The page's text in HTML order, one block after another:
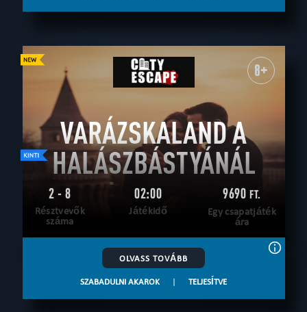
8+
VARÁZSKALAND A
HALÁSZBÁSTYÁNÁL
2 - 8
Résztvevők
száma
02:00
Játékidő
9690FT.
Egy csapatjáték
ára
OLVASS TOVÁBB
SZABADULNI AKAROK | TELJESÍTVE